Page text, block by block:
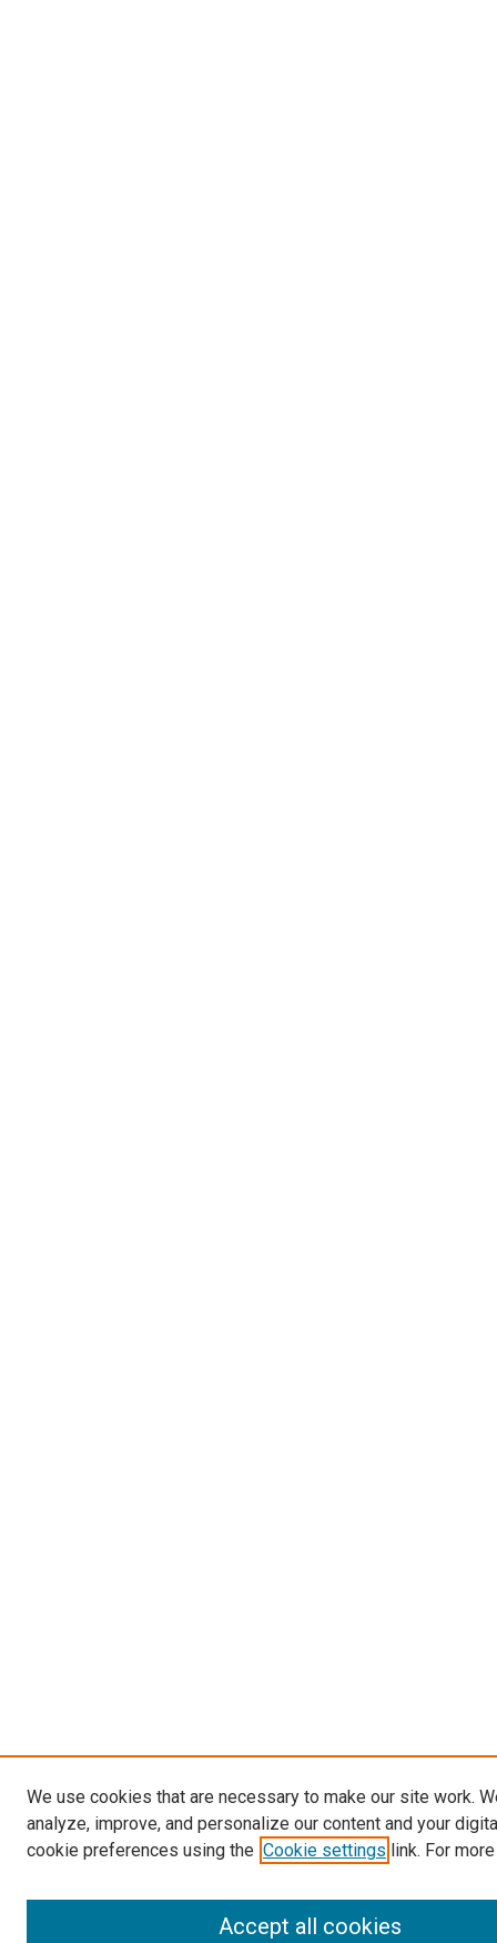
We use cookies that are necessary to make our site work.
analyze, improve, and personalize our content and your
cookie preferences using the Cookie settings link. For
Accept all cookies